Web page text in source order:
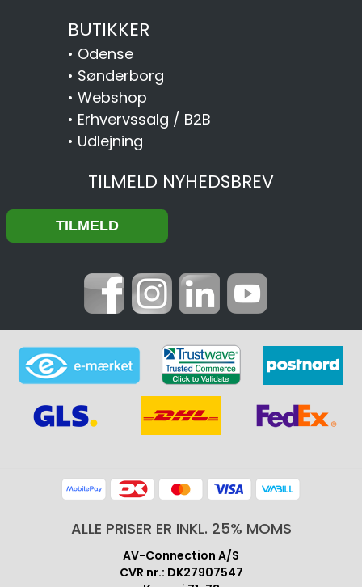
BUTIKKER
• Odense
• Sønderborg
• Webshop
• Erhvervssalg / B2B
• Udlejning
TILMELD NYHEDSBREV
ALLE PRISER ER INKL. 25% MOMS
AV-Connection A/S
CVR nr.: DK27907547